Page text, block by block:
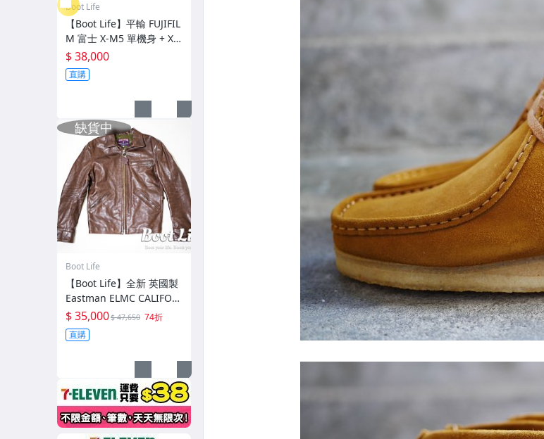
Boot Life
【Boot Life】平輸 FUJIFIL
M 富士 X-M5 單機身 + XC
15-45mm 鏡頭 銀色
$ 38,000
直購
Boot Life
【Boot Life】全新 英國製
Eastman ELMC CALIFOR
NIAN Schott Lewis
$ 35,000$ 47,650 74折
直購